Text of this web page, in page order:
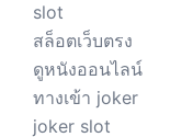
slot
สล็อตเว็บตรง
ดูหนังออนไลน์
ทางเข้า joker
joker slot